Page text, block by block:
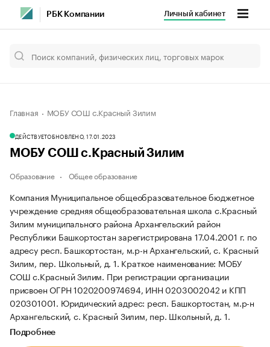
РБК Компании Личный кабинет
Главная МОБУ СОШ с.Красный Зилим
ДЕЙСТВУЕТОБНОВЛЕНО, 17.01.2023
МОБУ СОШ с.Красный Зилим
Образование Общее образование
Компания Муниципальное общеобразовательное бюджетное
учреждение средняя общеобразовательная школа с.Красный
Зилим муниципального района Архангельский район
Республики Башкортостан зарегистрирована 17.04.2001 г. по
адресу респ. Башкортостан, м.р-н Архангельский, с. Красный
Зилим, пер. Школьный, д. 1. Краткое наименование: МОБУ
СОШ с.Красный Зилим. При регистрации организации
присвоен ОГРН 1020200974694, ИНН 0203002042 и КПП
020301001. Юридический адрес: респ. Башкортостан, м.р-н
Архангельский, с. Красный Зилим, пер. Школьный, д. 1.
Подробнее